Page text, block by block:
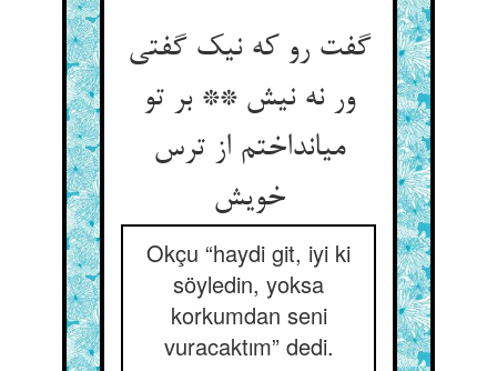
گفت رو که نیک گفتی
ور نه نیش ** بر تو
می‏انداختم از ترس
خویش‏
Okçu “haydi git, iyi ki
söyledin, yoksa
korkumdan seni
vuracaktım” dedi.